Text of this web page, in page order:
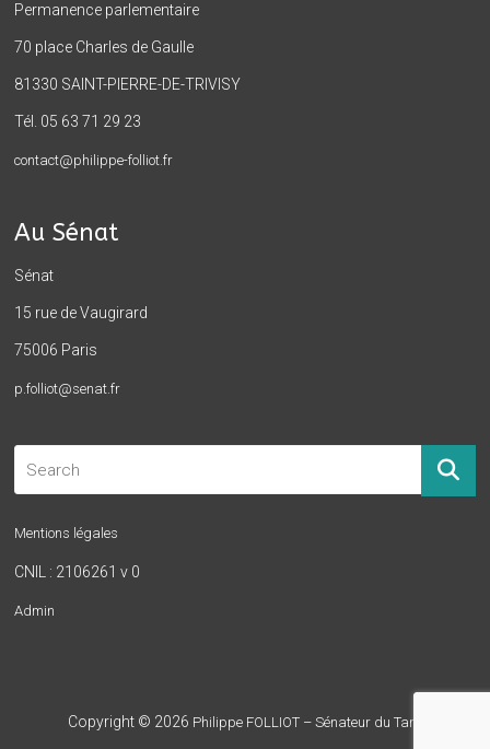
Permanence parlementaire
70 place Charles de Gaulle
81330 SAINT-PIERRE-DE-TRIVISY
Tél. 05 63 71 29 23
contact@philippe-folliot.fr
Au Sénat
Sénat
15 rue de Vaugirard
75006 Paris
p.folliot@senat.fr
Mentions légales
CNIL : 2106261 v 0
Admin
Copyright © 2026 Philippe FOLLIOT – Sénateur du Tarn